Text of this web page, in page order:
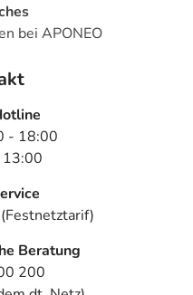
bei APONEO
- 18:00
Beratung
200